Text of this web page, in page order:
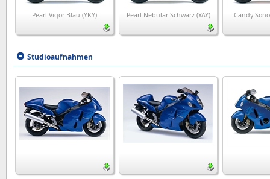
Pearl Vigor Blau (YKY) Pearl Nebular Schwarz (YAY) Candy
Studioaufnahmen